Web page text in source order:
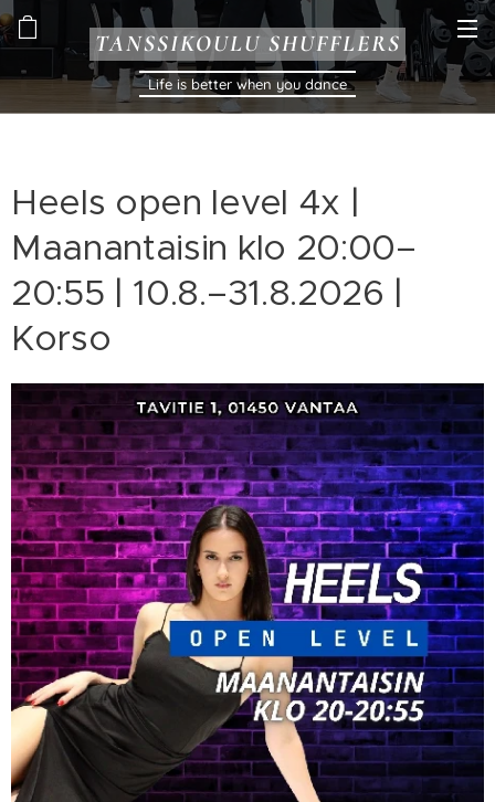
TANSSIKOULU SHUFFLERS
Life is better when you dance
Heels open level 4x |
Maanantaisin klo 20:00–
20:55 | 10.8.–31.8.2026 |
Korso